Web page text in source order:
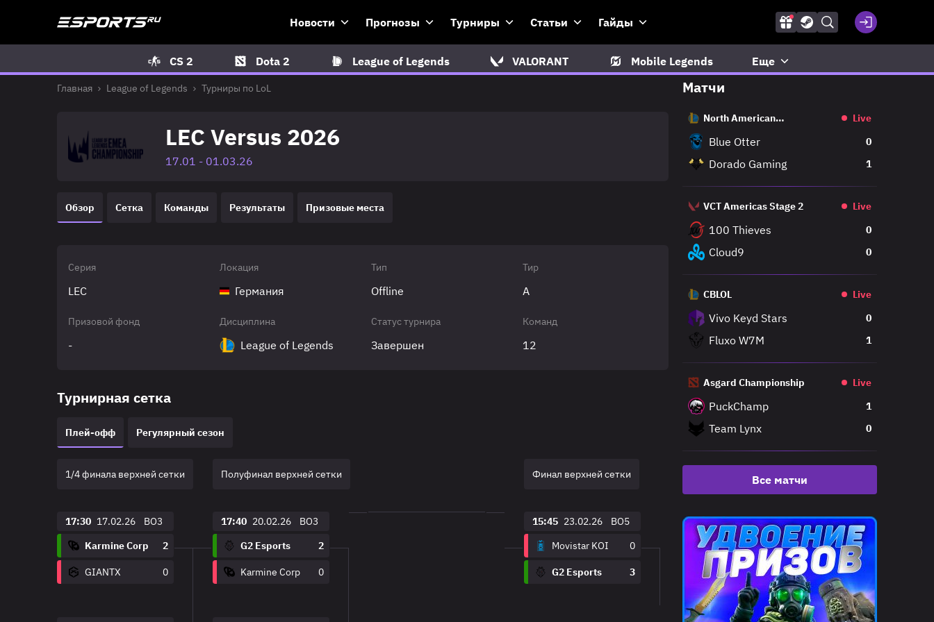
Новости Прогнозы Турниры Статьи Гайды
CS 2 Dota 2 League of Legends VALORANT Mobile Legends Еще
Главная League of Legends Турниры по LoL
LEC Versus 2026
17.01 - 01.03.26
Обзор Сетка Команды Результаты Призовые места
Серия
LEC
Локация
Германия
Тип
Offline
Тир
A
Призовой фонд
-
Дисциплина
League of Legends
Статус турнира
Завершен
Команд
12
Турнирная сетка
Плей-офф Регулярный сезон
1/4 финала верхней сетки
17:30 17.02.26
BO3
Karmine Corp
2
GIANTX 0
Полуфинал верхней сетки
17:40 20.02.26
BO3
G2 Esports
2
Karmine Corp 0
Финал верхней сетки
15:45 23.02.26
BO5
Movistar KOI
0
G2 Esports 3
Матчи
North American
Live
Blue Otter 0
Dorado Gaming 1
VCT Americas Stage 2 Live
100 Thieves 0
Cloud9 0
CBLOL Live
Vivo Keyd Stars 0
Fluxo W7M 1
Asgard Championship Live
PuckChamp 1
Team Lynx 0
Все матчи